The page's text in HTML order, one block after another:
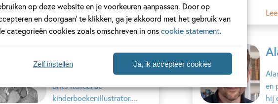
op deze website en je voorkeuren aanpassen. Door op
en doorgaan’ te klikken, ga je akkoord met het gebruik van
categorieën cookies zoals omschreven in onscookie statement.
Ja, ik accepteer cookies
Zelf instellen
Lees meer
Simona Ceccarelli
Simona Ceccarelli is een
Brits-Italiaanse
kinderboekenillustrator....
en
hij